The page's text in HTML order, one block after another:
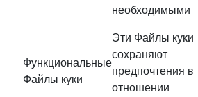
необходимыми
Функциональные
Файлы куки
Эти Файлы куки
сохраняют
предпочтения в
отношении